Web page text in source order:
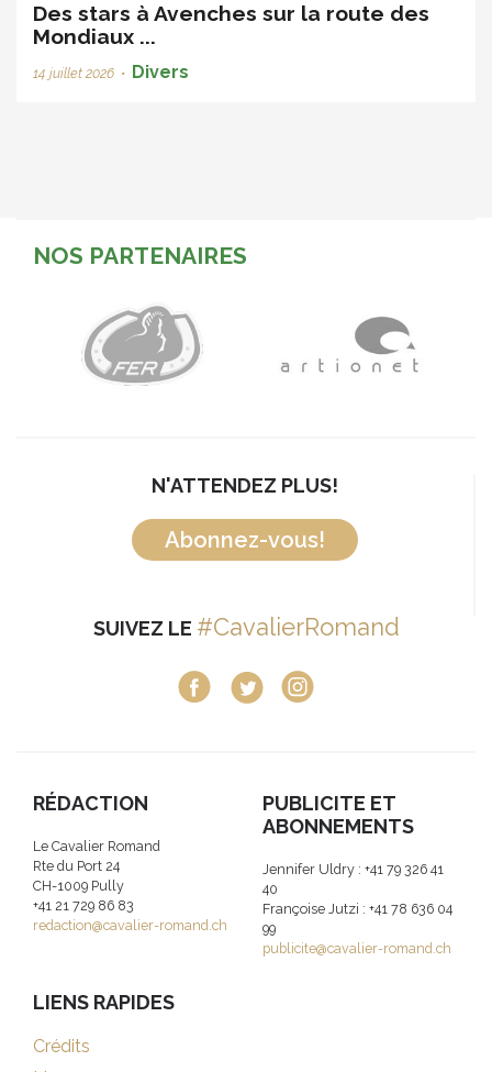
Des stars à Avenches sur la route des
Mondiaux ...
14 juillet 2026 • Divers
NOS PARTENAIRES
N'ATTENDEZ PLUS!
Abonnez-vous!
SUIVEZ LE #CavalierRomand
RÉDACTION
Le Cavalier Romand
Rte du Port 24
CH-1009 Pully
+41 21 729 86 83
redaction@cavalier-romand.ch
PUBLICITE ET
ABONNEMENTS
Jennifer Uldry : +41 79 326 41
40
Françoise Jutzi : +41 78 636 04
99
publicite@cavalier-romand.ch
LIENS RAPIDES
Crédits